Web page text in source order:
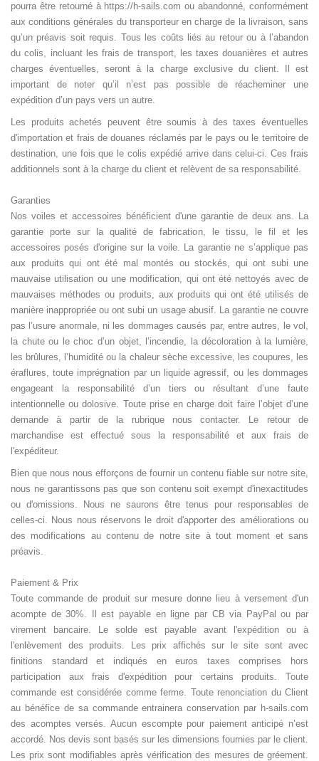
pourra être retourné à https://h-sails.com ou abandonné, conformément
aux conditions générales du transporteur en charge de la livraison, sans
qu’un préavis soit requis. Tous les coûts liés au retour ou à l’abandon
du colis, incluant les frais de transport, les taxes douanières et autres
charges éventuelles, seront à la charge exclusive du client. Il est
important de noter qu’il n’est pas possible de réacheminer une
expédition d’un pays vers un autre.
Les produits achetés peuvent être soumis à des taxes éventuelles
d'importation et frais de douanes réclamés par le pays ou le territoire de
destination, une fois que le colis expédié arrive dans celui-ci. Ces frais
additionnels sont à la charge du client et relèvent de sa responsabilité.
Garanties
Nos voiles et accessoires bénéficient d'une garantie de deux ans. La
garantie porte sur la qualité de fabrication, le tissu, le fil et les
accessoires posés d'origine sur la voile. La garantie ne s’applique pas
aux produits qui ont été mal montés ou stockés, qui ont subi une
mauvaise utilisation ou une modification, qui ont été nettoyés avec de
mauvaises méthodes ou produits, aux produits qui ont été utilisés de
manière inappropriée ou ont subi un usage abusif. La garantie ne couvre
pas l’usure anormale, ni les dommages causés par, entre autres, le vol,
la chute ou le choc d’un objet, l’incendie, la décoloration à la lumière,
les brûlures, l’humidité ou la chaleur sèche excessive, les coupures, les
éraflures, toute imprégnation par un liquide agressif, ou les dommages
engageant la responsabilité d’un tiers ou résultant d’une faute
intentionnelle ou dolosive. Toute prise en charge doit faire l’objet d’une
demande à partir de la rubrique nous contacter. Le retour de
marchandise est effectué sous la responsabilité et aux frais de
l'expéditeur.
Bien que nous nous efforçons de fournir un contenu fiable sur notre site,
nous ne garantissons pas que son contenu soit exempt d'inexactitudes
ou d'omissions. Nous ne saurons être tenus pour responsables de
celles-ci. Nous nous réservons le droit d'apporter des améliorations ou
des modifications au contenu de notre site à tout moment et sans
préavis.
Paiement & Prix
Toute commande de produit sur mesure donne lieu à versement d'un
acompte de 30%. Il est payable en ligne par CB via PayPal ou par
virement bancaire. Le solde est payable avant l'expédition ou à
l'enlèvement des produits. Les prix affichés sur le site sont avec
finitions standard et indiqués en euros taxes comprises hors
participation aux frais d'expédition pour certains produits. Toute
commande est considérée comme ferme. Toute renonciation du Client
au bénéfice de sa commande entrainera conservation par h-sails.com
des acomptes versés. Aucun escompte pour paiement anticipé n’est
accordé. Nos devis sont basés sur les dimensions fournies par le client.
Les prix sont modifiables après vérification des mesures de gréement.